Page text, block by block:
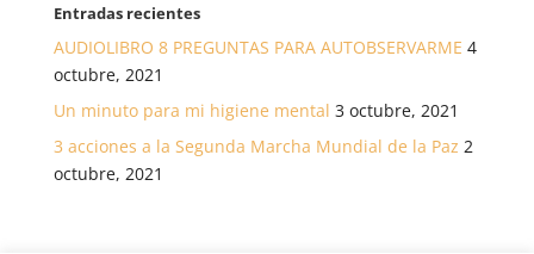
Entradas recientes
AUDIOLIBRO 8 PREGUNTAS PARA AUTOBSERVARME 4
octubre, 2021
Un minuto para mi higiene mental 3 octubre, 2021
3 acciones a la Segunda Marcha Mundial de la Paz 2
octubre, 2021